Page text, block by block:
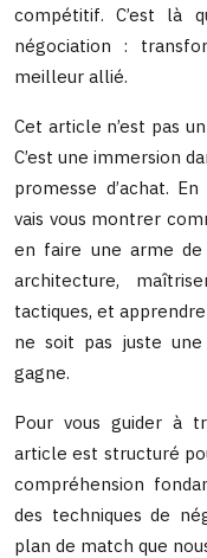
compétitif. C’est là
négociation :
meilleur allié.
Cet article n’est pas
C’est une immersion
promesse d’achat.
vais vous montrer
en faire une arme de
architecture,
tactiques, et
ne soit pas juste
gagne.
Pour vous guider à
article est structuré
compréhension
des techniques de
plan de match que